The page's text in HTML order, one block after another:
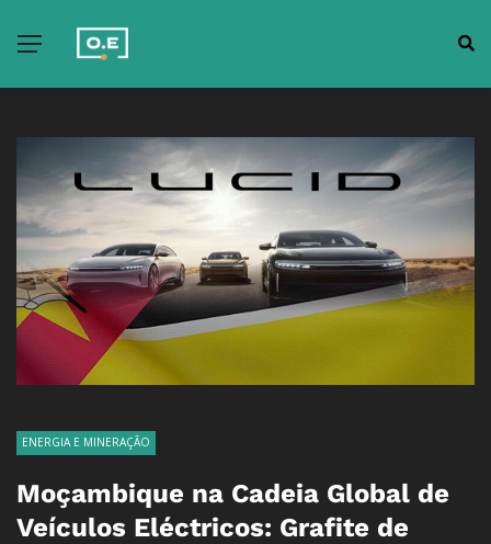
ENERGIA E MINERAÇÃO
Moçambique na Cadeia Global de
Veículos Eléctricos: Grafite de